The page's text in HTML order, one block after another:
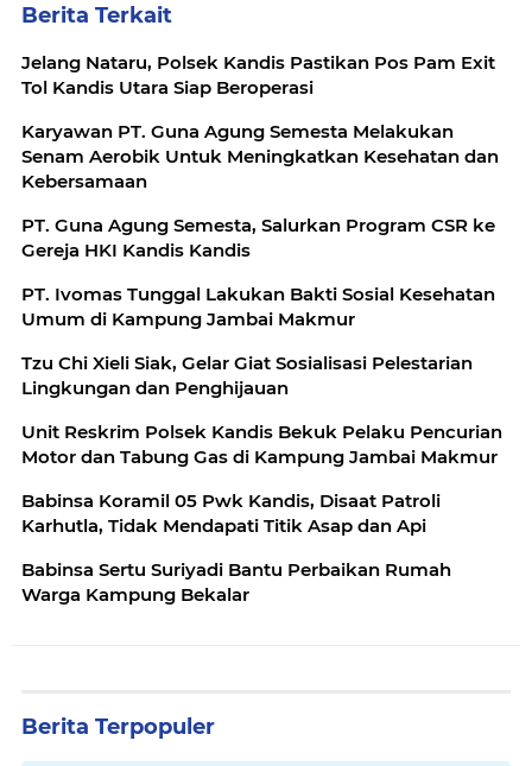
Berita Terkait
Jelang Nataru, Polsek Kandis Pastikan Pos Pam Exit
Tol Kandis Utara Siap Beroperasi
‎Karyawan PT. Guna Agung Semesta Melakukan
Senam Aerobik Untuk Meningkatkan Kesehatan dan
Kebersamaan
PT. Guna Agung Semesta, Salurkan Program CSR ke
Gereja HKI Kandis Kandis
‎PT. Ivomas Tunggal Lakukan Bakti Sosial Kesehatan
Umum di Kampung Jambai Makmur
‎Tzu Chi Xieli Siak, Gelar Giat Sosialisasi Pelestarian
Lingkungan dan Penghijauan
Unit Reskrim Polsek Kandis Bekuk Pelaku Pencurian
Motor dan Tabung Gas di Kampung Jambai Makmur
Babinsa Koramil 05 Pwk Kandis, Disaat Patroli
Karhutla, Tidak Mendapati Titik Asap dan Api
Babinsa Sertu Suriyadi Bantu Perbaikan Rumah
Warga Kampung Bekalar
Berita Terpopuler